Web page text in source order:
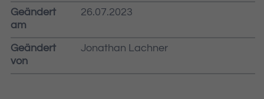
Geändert
am
26.07.2023
Geändert
von
Jonathan Lachner